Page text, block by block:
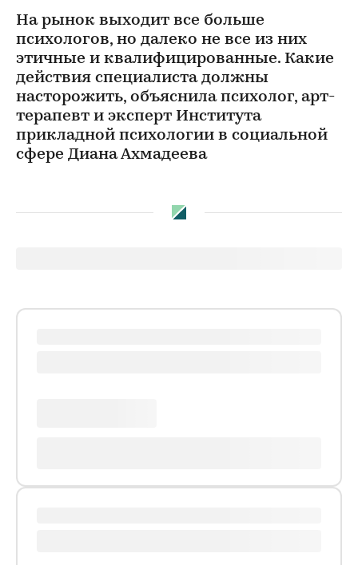
На рынок выходит все больше
психологов, но далеко не все из них
этичные и квалифицированные. Какие
действия специалиста должны
насторожить, объяснила психолог, арт-
терапевт и эксперт Института
прикладной психологии в социальной
сфере Диана Ахмадеева